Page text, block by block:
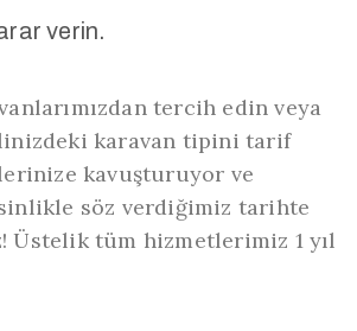
verin.
tercih edin veya
karavan tipini tarif
kavuşturuyor ve
söz verdiğimiz tarihte
Üstelik tüm hizmetlerimiz 1 yıl